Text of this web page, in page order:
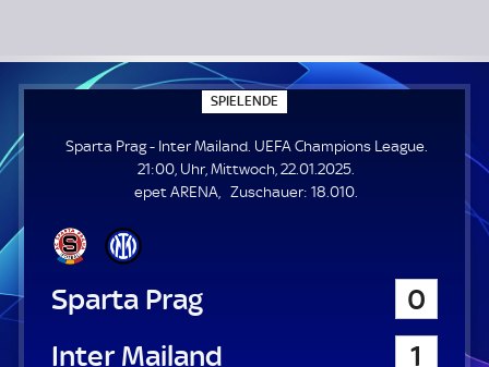
Sparta Prag - Inter Mailand; UEFA Champions League
SPIELENDE
P
E
L
E
N
Sparta Prag - Inter Mailand. UEFA Champions League.
21:00, Uhr, Mittwoch, 22.01.2025.
epet ARENA
Zuschauer: Z
18.010.
Sparta Prag
0
Inter Mailand
1